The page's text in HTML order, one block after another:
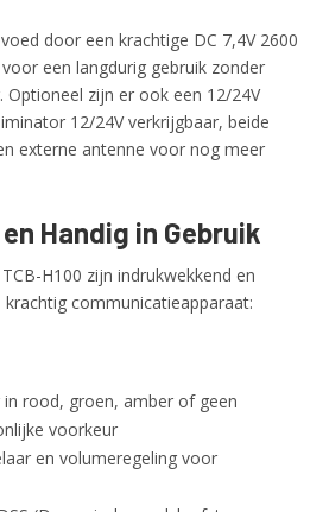
door een krachtige DC 7,4V 2600
een langdurig gebruik zonder
zijn er ook een 12/24V
12/24V verkrijgbaar, beide
externe antenne voor nog meer
Handig in Gebruik
H100 zijn indrukwekkend en
communicatieapparaat:
rood, groen, amber of geen
voorkeur
en volumeregeling voor